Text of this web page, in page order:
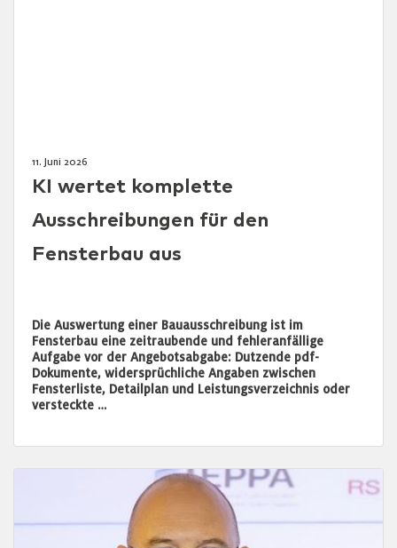
11. Juni 2026
KI wertet komplette
Ausschreibungen für den
Fensterbau aus
Die Auswertung einer Bauausschreibung ist im
Fensterbau eine zeitraubende und fehleranfällige
Aufgabe vor der Angebotsabgabe: Dutzende pdf-
Dokumente, widersprüchliche Angaben zwischen
Fensterliste, Detailplan und Leistungsverzeichnis oder
versteckte …